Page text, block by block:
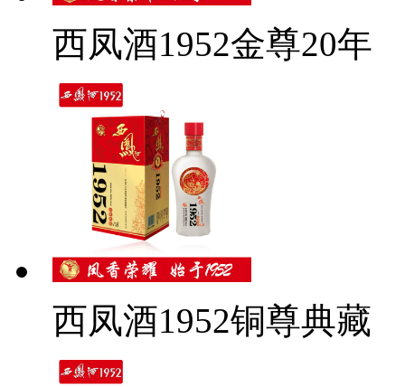
西凤酒1952金尊20年
西凤酒1952铜尊典藏